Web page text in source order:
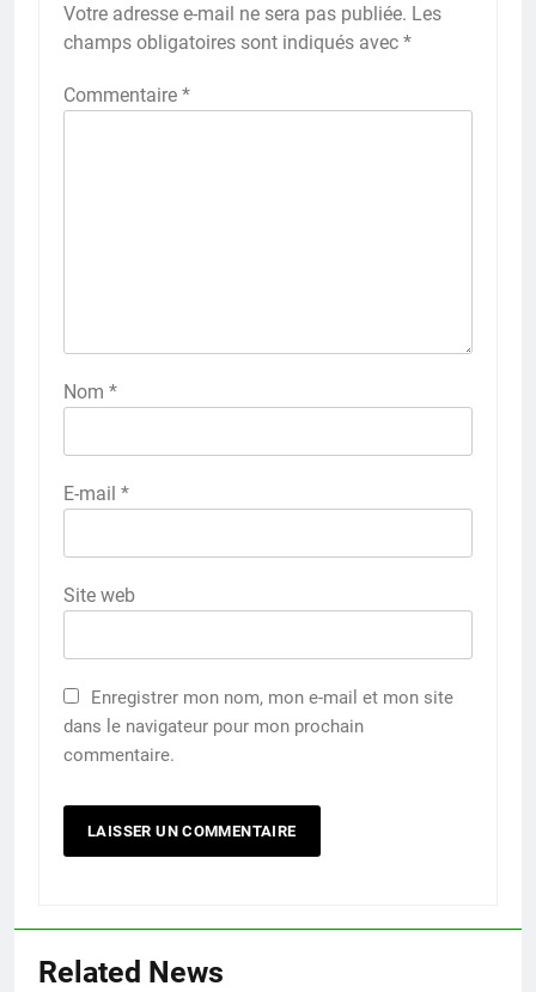
Votre adresse e-mail ne sera pas publiée. Les
champs obligatoires sont indiqués avec *
Commentaire *
Nom *
E-mail *
Site web
Enregistrer mon nom, mon e-mail et mon site
dans le navigateur pour mon prochain
commentaire.
Related News